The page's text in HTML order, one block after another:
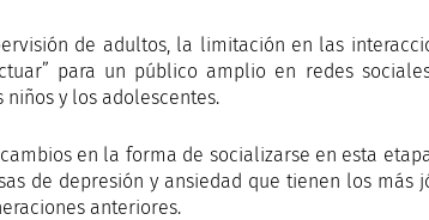
de adultos, la limitación en las
para un público amplio en redes
y los adolescentes.
en la forma de socializarse en esta
de depresión y ansiedad que tienen los más
anteriores.